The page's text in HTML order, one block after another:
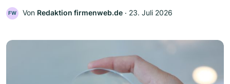
FW Von Redaktion firmenweb.de ‧ 23. Juli 2026